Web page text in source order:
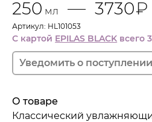
250 мл 3730₽
Артикул: HL101053
С картой EPILAS BLACK всего
О товаре
Классический